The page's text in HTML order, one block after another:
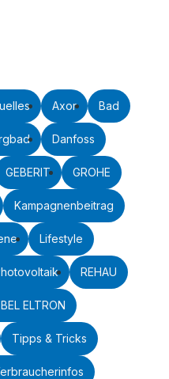
Axor Bad
Danfoss
GEBERIT GROHE
Kampagnenbeitrag
Lifestyle
REHAU
ELTRON
Tipps & Tricks